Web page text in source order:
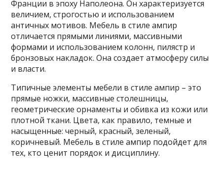
Франции в эпоху Наполеона. Он характеризуется
величием, строгостью и использованием
античных мотивов. Мебель в стиле ампир
отличается прямыми линиями, массивными
формами и использованием колонн, пилястр и
бронзовых накладок. Она создает атмосферу силы
и власти.
Типичные элементы мебели в стиле ампир – это
прямые ножки, массивные столешницы,
геометрические орнаменты и обивка из кожи или
плотной ткани. Цвета, как правило, темные и
насыщенные: черный, красный, зеленый,
коричневый. Мебель в стиле ампир подойдет для
тех, кто ценит порядок и дисциплину.